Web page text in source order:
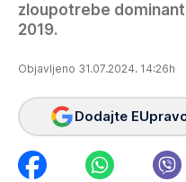
zloupotrebe
2019.
Objavljeno 31.07.2024. 14:26h
Dodajte